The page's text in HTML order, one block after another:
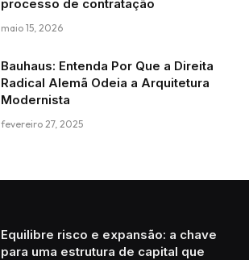
processo de contratação
maio 15, 2026
Bauhaus: Entenda Por Que a Direita
Radical Alemã Odeia a Arquitetura
Modernista
fevereiro 27, 2025
Equilibre risco e expansão: a chave
para uma estrutura de capital que